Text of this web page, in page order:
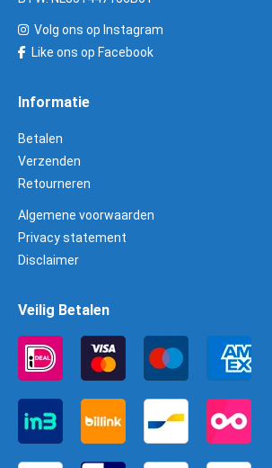
Volg ons op Instagram
Like ons op Facebook
Informatie
Betalen
Verzenden
Retourneren
Algemene voorwaarden
Privacy statement
Disclaimer
Veilig Betalen